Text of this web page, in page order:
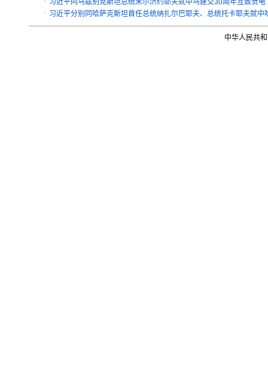
习近平同乌兹别克斯坦总统米尔济约耶夫就中乌建交30周年互致贺电
· 习近平分别同哈萨克斯坦首任总统纳扎尔巴耶夫、总统托卡耶夫就中
中华人民共